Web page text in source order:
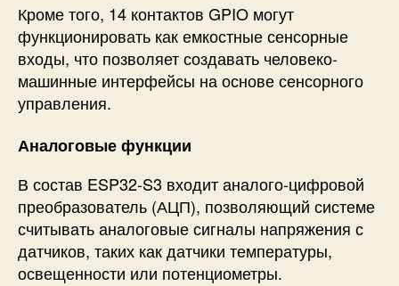
Кроме того, 14 контактов GPIO могут
функционировать как емкостные сенсорные
входы, что позволяет создавать человеко-
машинные интерфейсы на основе сенсорного
управления.
Аналоговые функции
В состав ESP32-S3 входит аналого-цифровой
преобразователь (АЦП), позволяющий системе
считывать аналоговые сигналы напряжения с
датчиков, таких как датчики температуры,
освещенности или потенциометры.